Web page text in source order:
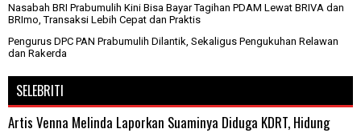
Nasabah BRI Prabumulih Kini Bisa Bayar Tagihan PDAM Lewat BRIVA dan
BRImo, Transaksi Lebih Cepat dan Praktis
Pengurus DPC PAN Prabumulih Dilantik, Sekaligus Pengukuhan Relawan
dan Rakerda
SELEBRITI
Artis Venna Melinda Laporkan Suaminya Diduga KDRT, Hidung